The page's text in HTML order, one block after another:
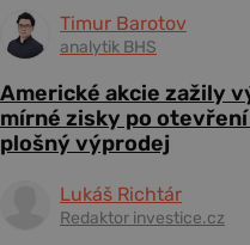
Timur Barotov
analytik BHS
Americké akcie zažily
mírné zisky po
plošný výprodej
Lukáš Richtár
Redaktor investice.cz